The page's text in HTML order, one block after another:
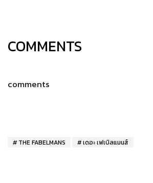
COMMENTS
comments
THE FABELMANS เดอะ เฟเบิลแมนส์